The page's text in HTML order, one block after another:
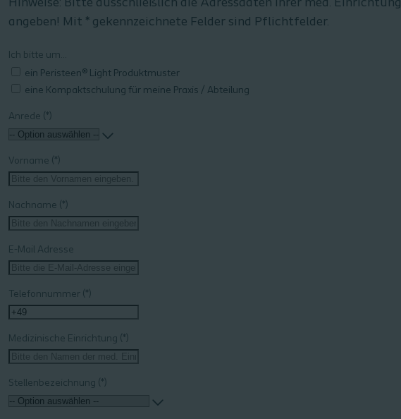
Hinweise: Bitte ausschließlich die Adressdaten Ihrer med. Einrichtung
angeben! Mit * gekennzeichnete Felder sind Pflichtfelder.
Ich bitte um...
ein Peristeen® Light Produktmuster
eine Kompaktschulung für meine Praxis / Abteilung
Anrede
Vorname
Nachname
E-Mail Adresse
Telefonnummer
Medizinische Einrichtung
Stellenbezeichnung